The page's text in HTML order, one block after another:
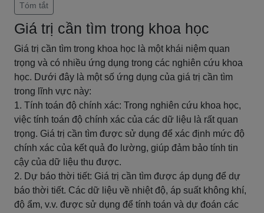
Tóm tắt
Giá trị cần tìm trong khoa học
Giá trị cần tìm trong khoa học là một khái niệm quan
trọng và có nhiều ứng dụng trong các nghiên cứu khoa
học. Dưới đây là một số ứng dụng của giá trị cần tìm
trong lĩnh vực này:
1. Tính toán độ chính xác: Trong nghiên cứu khoa học,
việc tính toán độ chính xác của các dữ liệu là rất quan
trọng. Giá trị cần tìm được sử dụng để xác định mức độ
chính xác của kết quả đo lường, giúp đảm bảo tính tin
cậy của dữ liệu thu được.
2. Dự báo thời tiết: Giá trị cần tìm được áp dụng để dự
báo thời tiết. Các dữ liệu về nhiệt độ, áp suất không khí,
độ ẩm, v.v. được sử dụng để tính toán và dự đoán các